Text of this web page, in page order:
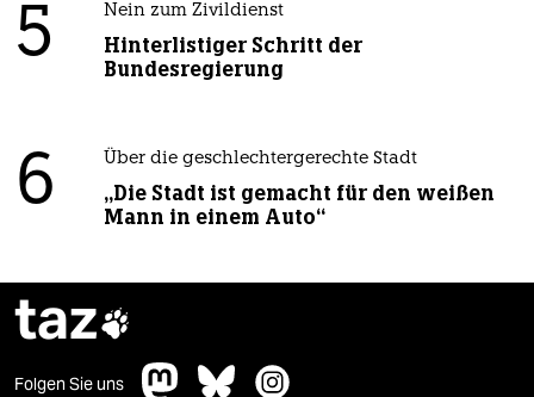
5 Nein zum Zivildienst
Hinterlistiger Schritt der
Bundesregierung
6 Über die geschlechtergerechte Stadt
„Die Stadt ist gemacht für den weißen
Mann in einem Auto“
taz
Folgen Sie uns